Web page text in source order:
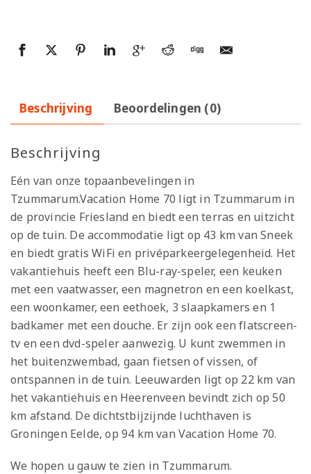
Beschrijving Beoordelingen (0)
Beschrijving
Eén van onze topaanbevelingen in
Tzummarum.Vacation Home 70 ligt in Tzummarum in
de provincie Friesland en biedt een terras en uitzicht
op de tuin. De accommodatie ligt op 43 km van Sneek
en biedt gratis WiFi en privéparkeergelegenheid. Het
vakantiehuis heeft een Blu-ray-speler, een keuken
met een vaatwasser, een magnetron en een koelkast,
een woonkamer, een eethoek, 3 slaapkamers en 1
badkamer met een douche. Er zijn ook een flatscreen-
tv en een dvd-speler aanwezig. U kunt zwemmen in
het buitenzwembad, gaan fietsen of vissen, of
ontspannen in de tuin. Leeuwarden ligt op 22 km van
het vakantiehuis en Heerenveen bevindt zich op 50
km afstand. De dichtstbijzijnde luchthaven is
Groningen Eelde, op 94 km van Vacation Home 70.
We hopen u gauw te zien in Tzummarum.